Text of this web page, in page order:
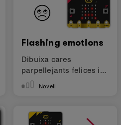
Flashing emotions
Dibuixa cares
parpellejants felices i
tristesNovell